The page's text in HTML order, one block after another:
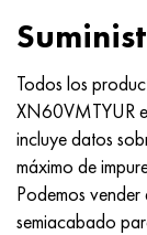
Todos los
XN60VMTYUR
incluye datos
máximo de
Podemos
semiacabado